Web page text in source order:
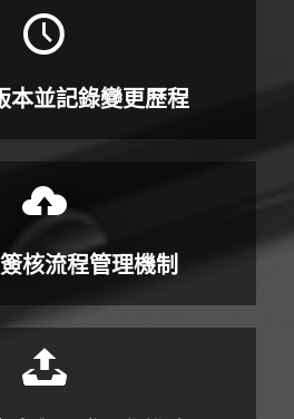
本並記錄變更歷程
核流程管理機制